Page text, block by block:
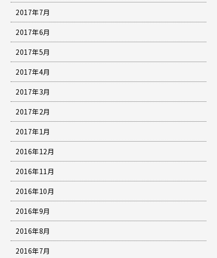
2017年7月
2017年6月
2017年5月
2017年4月
2017年3月
2017年2月
2017年1月
2016年12月
2016年11月
2016年10月
2016年9月
2016年8月
2016年7月